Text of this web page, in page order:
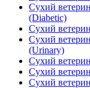
Сухий
(Diabetic)
Сухий
Сухий
(Urinary)
Сухий
Сухий
Сухий